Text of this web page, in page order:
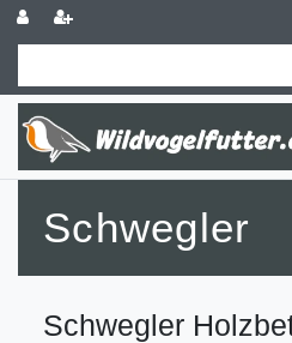
Schwegler
Schwegler